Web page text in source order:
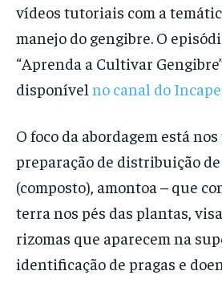
vídeos tutoriais com a
manejo do gengibre. O
“Aprenda a Cultivar
disponível no canal do
O foco da abordagem está
preparação de distribuição
(composto), amontoa – que
terra nos pés das plantas,
rizomas que aparecem na
identificação de pragas e